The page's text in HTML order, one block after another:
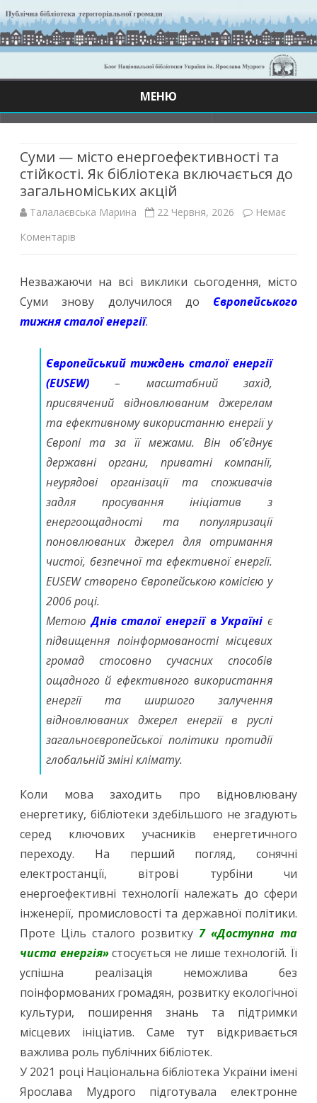
МЕНЮ
Суми — місто енергоефективності та
стійкості. Як бібліотека включається до
загальноміських акцій
Талалаєвська Марина 22 Червня, 2026
Немає
Коментарів
—
місто
та
стійкості.
Як
включається
до
загальноміських
Незважаючи на всі виклики сьогодення, місто
Суми знову долучилося до Європейського
тижня сталої енергії.
Європейський тиждень сталої енергії
(EUSEW) – масштабний захід,
присвячений відновлюваним джерелам
та ефективному використанню енергії у
Європі та за її межами. Він об’єднує
державні органи, приватні компанії,
неурядові організації та споживачів
задля просування ініціатив з
енергоощадності та популяризації
поновлюваних джерел для отримання
чистої, безпечної та ефективної енергії.
EUSEW створено Європейською комісією у
2006 році.
Метою Днів сталої енергії в Україні є
підвищення поінформованості місцевих
громад стосовно сучасних способів
ощадного й ефективного використання
енергії та ширшого залучення
відновлюваних джерел енергії в руслі
загальноєвропейської політики протидії
глобальній зміні клімату.
Коли мова заходить про відновлювану
енергетику, бібліотеки здебільшого не згадують
серед ключових учасників енергетичного
переходу. На перший погляд, сонячні
електростанції, вітрові турбіни чи
енергоефективні технології належать до сфери
інженерії, промисловості та державної політики.
Проте Ціль cталого розвитку 7«Доступна та
чиста енергія»стосується не лише технологій. Її
успішна реалізація неможлива без
поінформованих громадян, розвитку екологічної
культури, поширення знань та підтримки
місцевих ініціатив. Саме тут відкривається
важлива роль публічних бібліотек.
У 2021 році Національна бібліотека України імені
Ярослава Мудрого підготувала електронне